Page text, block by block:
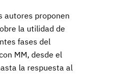
autores proponen
la utilidad de
fases del
MM, desde el
la respuesta al